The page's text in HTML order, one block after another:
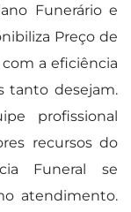
Funerário e
Preço de
a eficiência
tanto desejam.
profissional
recursos do
Funeral se
atendimento.